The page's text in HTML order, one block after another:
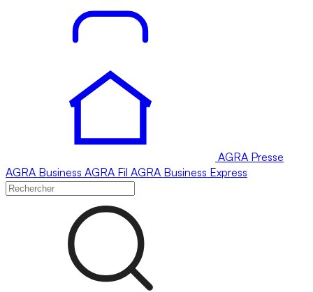
AGRA Presse
AGRA Business AGRA Fil AGRA Business Express